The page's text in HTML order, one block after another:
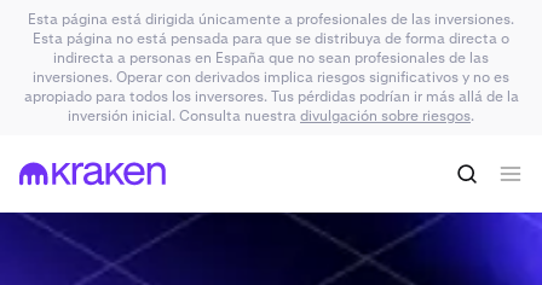
Esta página está dirigida únicamente a profesionales de las inversiones.
Esta página no está pensada para que se distribuya de forma directa o
indirecta a personas en España que no sean profesionales de las
inversiones. Operar con derivados implica riesgos significativos y no es
apropiado para todos los inversores. Tus pérdidas podrían ir más allá de la
inversión inicial. Consulta nuestradivulgación sobre riesgos.